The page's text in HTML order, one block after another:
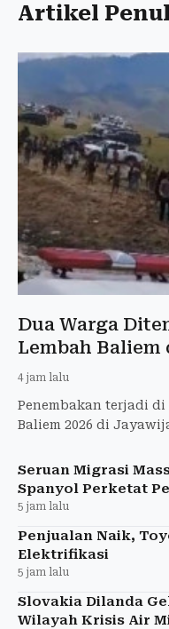
Artikel
Dua Warga
Lembah
4 jam lalu
Penembakan terjadi
Baliem 2026 di
Seruan Migrasi
Spanyol Perketat
5 jam lalu
Penjualan Naik,
Elektrifikasi
5 jam lalu
Slovakia Dilanda
Wilayah Krisis Air